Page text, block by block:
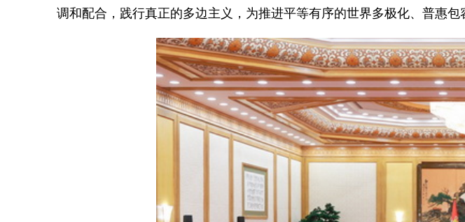
调和配合，践行真正的多边主义，为推进平等有序的世界多极化、普惠